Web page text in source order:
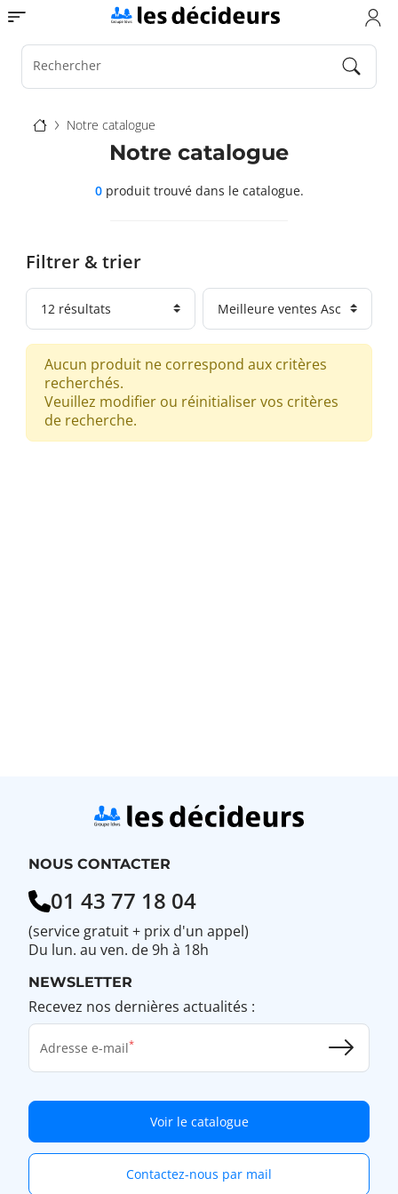
Aller
au
contenu
principal
Toggle navigation
Rechercher
Fil
d'Ariane
Notre catalogue
Filtrer & trier
Notre catalogue
0produit trouvédans le catalogue.
Aucun produit ne correspond aux critères
recherchés.
Veuillez modifier ou réinitialiser vos critères
de recherche.
NOUS CONTACTER
01 43 77 18 04
(service gratuit + prix d'un appel)
Du lun. au ven. de 9h à 18h
NEWSLETTER
Recevez nos dernières actualités :
Adresse e-mail
Voir le catalogue
Contactez-nous par mail